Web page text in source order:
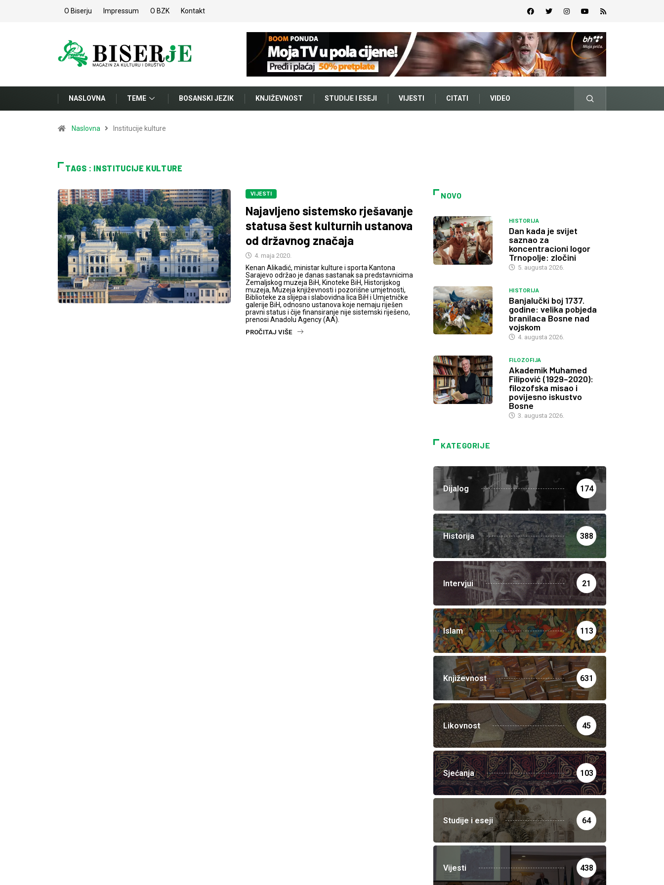
O Biserju Impressum O BZK Kontakt
NASLOVNA TEME BOSANSKI JEZIK KNJIŽEVNOST STUDIJE I ESEJI VIJESTI CITATI VIDEO
Naslovna Institucije kulture
TAGS : INSTITUCIJE KULTURE
VIJESTI
Najavljeno sistemsko rješavanje
statusa šest kulturnih ustanova
od državnog značaja
4. maja 2020.
Kenan Alikadić, ministar kulture i sporta Kantona
Sarajevo održao je danas sastanak sa predstavnicima
Zemaljskog muzeja BiH, Kinoteke BiH, Historijskog
muzeja, Muzeja književnosti i pozorišne umjetnosti,
Biblioteke za slijepa i slabovidna lica BiH i Umjetničke
galerije BiH, odnosno ustanova koje nemaju riješen
pravni status i čije finansiranje nije sistemski riješeno,
prenosi Anadolu Agency (AA).
PROČITAJ VIŠE
NOVO
HISTORIJA
Dan kada je svijet
saznao za
koncentracioni logor
Trnopolje: zločini
5. augusta 2026.
HISTORIJA
Banjalučki boj 1737.
godine: velika pobjeda
branilaca Bosne nad
vojskom
4. augusta 2026.
FILOZOFIJA
Akademik Muhamed
Filipović (1929–2020):
filozofska misao i
povijesno iskustvo
Bosne
3. augusta 2026.
KATEGORIJE
Dijalog 174
Historija 388
Intervjui 21
Islam 113
Književnost 631
Likovnost 45
Sjećanja 103
Studije i eseji 64
Vijesti 438